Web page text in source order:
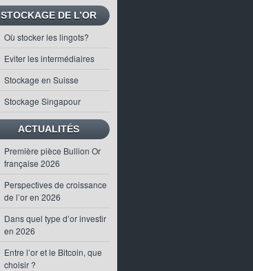
STOCKAGE DE L’OR
Où stocker les lingots?
Eviter les intermédiaires
Stockage en Suisse
Stockage Singapour
ACTUALITÉS
Première pièce Bullion Or
française 2026
Perspectives de croissance
de l’or en 2026
Dans quel type d’or investir
en 2026
Entre l’or et le Bitcoin, que
choisir ?